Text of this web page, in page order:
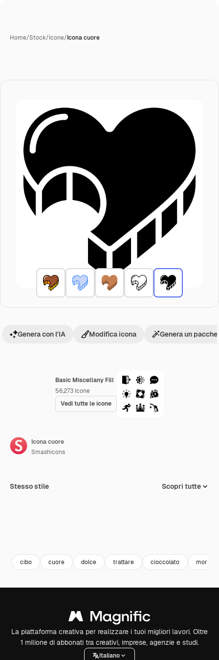
Home/Stock/Icone/Icona cuore
Basic Miscellany Fill
56,273 Icone
Vedi tutte le icone
Genera con l'IA Modifica icona Genera un
Icona cuore
Smashicons
Stesso stile Scopri tutte
cibo cuore dolce trattare cioccolato morso
La piattaforma creativa per realizzare i tuoi migliori lavori. Oltre
1 milione di abbonati tra creativi, imprese, agenzie e studi.
Italiano